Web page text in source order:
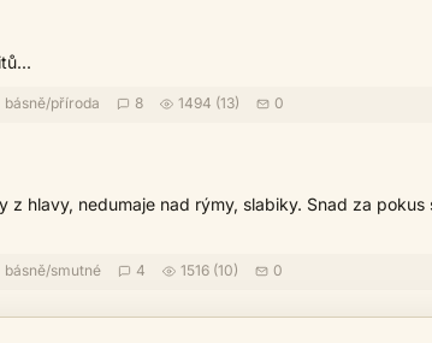
básně/příroda 8 1494 (13) 0
z hlavy, nedumaje nad rýmy, slabiky. Snad za pokus
básně/smutné 4 1516 (10) 0